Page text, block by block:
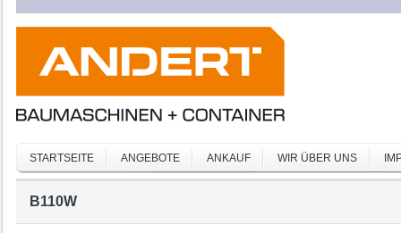
STARTSEITE ANGEBOTE ANKAUF WIR ÜBER UNS
B110W